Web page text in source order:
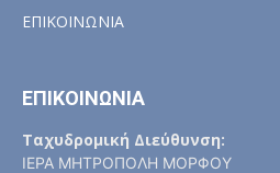
ΕΠΙΚΟΙΝΩΝΙΑ
ΕΠΙΚΟΙΝΩΝΙΑ
Ταχυδρομική Διεύθυνση:
ΙΕΡΑ ΜΗΤΡΟΠΟΛΗ ΜΟΡΦΟΥ